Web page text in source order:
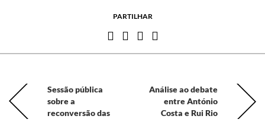
PARTILHAR
Sessão pública
sobre a
reconversão das
Análise ao debate
entre António
Costa e Rui Rio